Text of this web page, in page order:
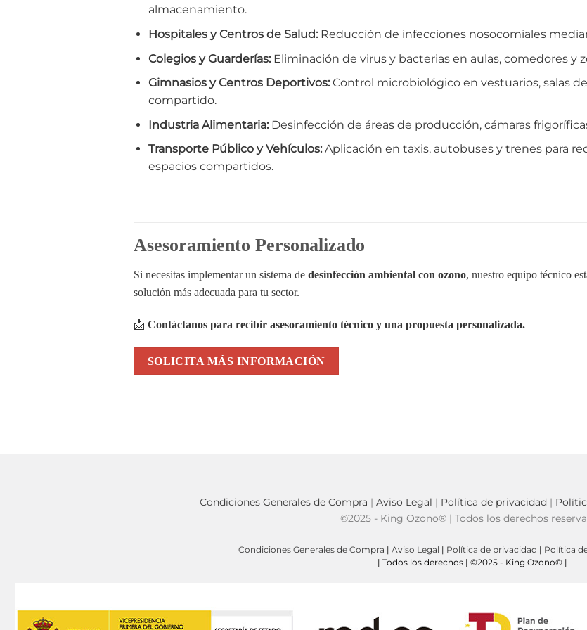
almacenamiento.
Hospitales y Centros de Salud:Reducción de infecciones nosocomiales
Colegios y Guarderías:Eliminación de virus y bacterias en aulas, comedores y
Gimnasios y Centros Deportivos:Control microbiológico en vestuarios, salas
compartido.
Industria Alimentaria:Desinfección de áreas de producción, cámaras
Transporte Público y Vehículos:Aplicación en taxis, autobuses y trenes para
espacios compartidos.
Asesoramiento Personalizado
Si necesitas implementar un sistema de desinfección ambiental con ozono, nuestro equipo técnico
solución más adecuada para tu sector.
📩 Contáctanos para recibir asesoramiento técnico y una propuesta personalizada.
SOLICITA MÁS INFORMACIÓN
Condiciones Generales de Compra | Aviso Legal | Política de privacidad |
©2025 - King Ozono® | Todos los derechos
Condiciones Generales de Compra Aviso Legal Política de privacidad Política
| Todos los derechos | ©2025 - King Ozono® |